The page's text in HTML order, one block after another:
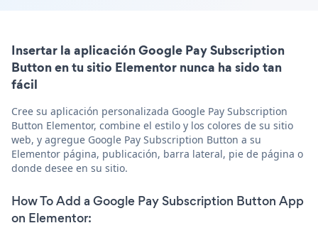
Insertar la aplicación Google Pay Subscription
Button en tu sitio Elementor nunca ha sido tan
fácil
Cree su aplicación personalizada Google Pay Subscription
Button Elementor, combine el estilo y los colores de su sitio
web, y agregue Google Pay Subscription Button a su
Elementor página, publicación, barra lateral, pie de página o
donde desee en su sitio.
How To Add a Google Pay Subscription Button App
on Elementor: